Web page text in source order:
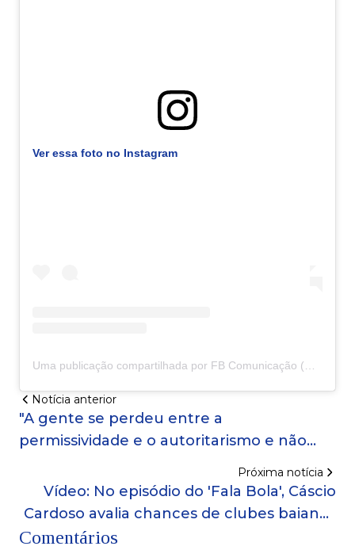
Ver essa foto no Instagram
Notícia anterior
"A gente se perdeu entre a
permissividade e o autoritarismo e não
nisso", diz psicóloga sobre a liberdade
digital dos jovens
Próxima notícia
Vídeo: No episódio do 'Fala Bola', Cáscio
Cardoso avalia chances de clubes baianos
Comentários